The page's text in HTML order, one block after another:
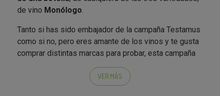
de vino Monólogo
Tanto si has sido embajador de la campaña Testamus
como si no, pero eres amante de los vinos y te gusta
comprar distintas marcas para probar, esta campaña
comprar el producto al supermercado
te devolvemos los 2€en tres sencillos pasos:
VER MÁS